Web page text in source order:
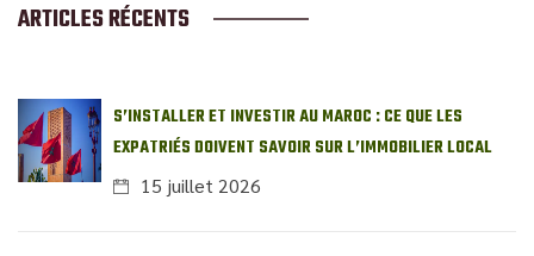
ARTICLES RÉCENTS
S’INSTALLER ET INVESTIR AU MAROC : CE QUE LES
EXPATRIÉS DOIVENT SAVOIR SUR L’IMMOBILIER LOCAL
15 juillet 2026